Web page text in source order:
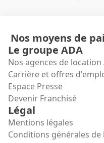
Nos moyens de
Le groupe ADA
Nos agences de location
Carrière et offres
Espace Presse
Devenir Franchisé
Légal
Mentions légales
Conditions générales de